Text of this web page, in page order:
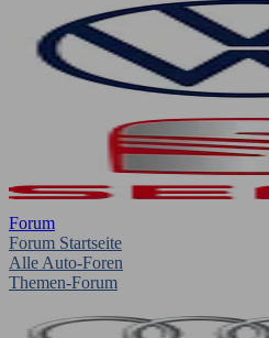
Forum
Forum Startseite
Alle Auto-Foren
Themen-Forum